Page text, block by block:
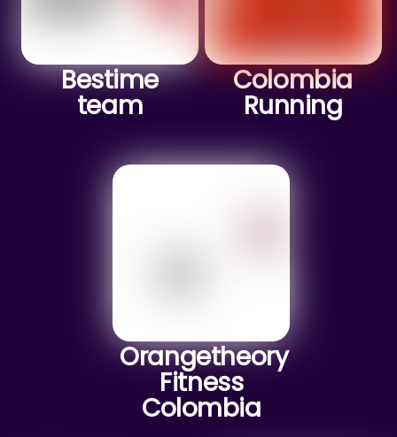
Bestime
team
Colombia
Running
Orangetheory
Fitness
Colombia